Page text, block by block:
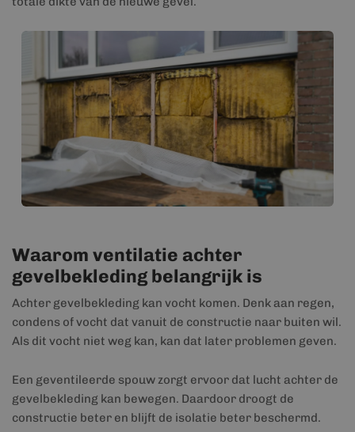
Waarom ventilatie achter
gevelbekleding belangrijk is
Achter gevelbekleding kan vocht komen. Denk aan regen,
condens of vocht dat vanuit de constructie naar buiten wil.
Als dit vocht niet weg kan, kan dat later problemen geven.
Een geventileerde spouw zorgt ervoor dat lucht achter de
gevelbekleding kan bewegen. Daardoor droogt de
constructie beter en blijft de isolatie beter beschermd.